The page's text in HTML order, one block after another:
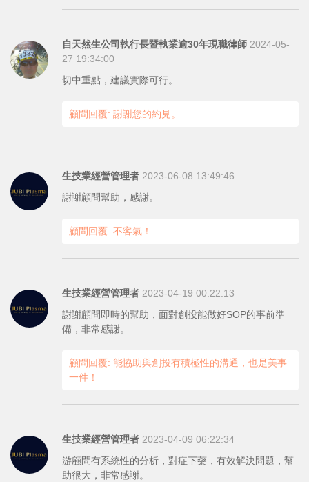
自天然生公司執行長暨執業逾30年現職律師 2024-05-
27 19:34:00
切中重點，建議實際可行。
顧問回覆: 謝謝您的約見。
生技業經營管理者 2023-06-08 13:49:46
謝謝顧問幫助，感謝。
顧問回覆: 不客氣！
生技業經營管理者 2023-04-19 00:22:13
謝謝顧問即時的幫助，面對創投能做好SOP的事前準
備，非常感謝。
顧問回覆: 能協助與創投有積極性的溝通，也是美事
一件！
生技業經營管理者 2023-04-09 06:22:34
游顧問有系統性的分析，對症下藥，有效解決問題，幫
助很大，非常感謝。